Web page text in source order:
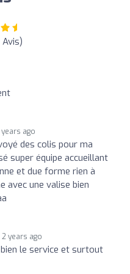
Avis)
years ago
des colis pour ma
super équipe accueillant
et due forme rien à
avec une valise bien
2 years ago
le service et surtout